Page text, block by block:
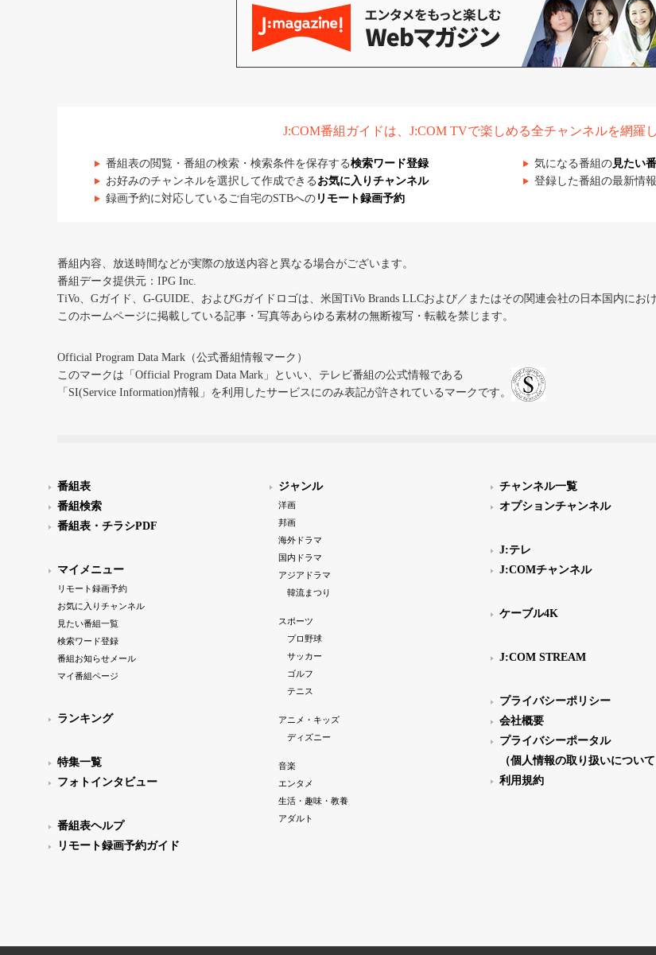
J:COM番組ガイドは、J:COM TVで楽しめる全チャンネルを網羅
番組表の閲覧・番組の検索・検索条件を保存する検索ワード登録 気になる番組の見たい
お好みのチャンネルを選択して作成できる お気に入りチャンネル 登録した番組の最新情
録画予約に対応しているご自宅のSTBへの リモート録画予約
番組内容、放送時間などが実際の放送内容と異なる場合がございます。
番組データ提供元：IPG Inc.
TiVo、Gガイド、G-GUIDE、およびGガイドロゴは、米国TiVo Brands LLCおよび／またはその関連会社の日本国内にお
このホームページに掲載している記事・写真等あらゆる素材の無断複写・転載を禁じます。
Official Program Data Mark（公式番組情報マーク）
このマークは「Official Program Data Mark」といい、テレビ番組の公式情報である
「SI(Service Information)情報」を利用したサービスにのみ表記が許されているマークです。
番組表
番組検索
番組表・チラシPDF
マイメニュー
リモート録画予約
お気に入りチャンネル
見たい番組一覧
検索ワード登録
番組お知らせメール
マイ番組ページ
ランキング
特集一覧
フォトインタビュー
番組表ヘルプ
リモート録画予約ガイド
ジャンル
洋画
邦画
海外ドラマ
国内ドラマ
アジアドラマ
韓流まつり
スポーツ
プロ野球
サッカー
ゴルフ
テニス
アニメ・キッズ
ディズニー
音楽
エンタメ
生活・趣味・教養
アダルト
チャンネル一覧
オプションチャンネル
J:テレ
J:COMチャンネル
ケーブル4K
J:COM STREAM
プライバシーポリシー
会社概要
プライバシーポータル
（個人情報の取り扱いについて
利用規約